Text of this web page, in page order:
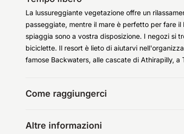
La lussureggiante vegetazione offre un
passeggiate, mentre il mare è perfetto per fare
spiaggia sono a vostra disposizione. I negozi si
biciclette. Il resort è lieto di aiutarvi
famose Backwaters, alle cascate di Athirapilly, a
Come raggiungerci
Altre informazioni